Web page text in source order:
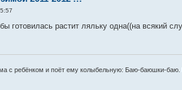
готовилась растит ляльку одна((на всякий
с ребёнком и поёт ему колыбельную: Баю-баюшки-баю.